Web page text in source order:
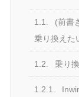
1.1.
(前書
乗り換えた
1.2. 乗り
1.2.1.